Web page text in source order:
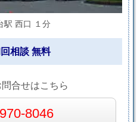
駅 西口 １分
相談 無料
合せはこちら
8046